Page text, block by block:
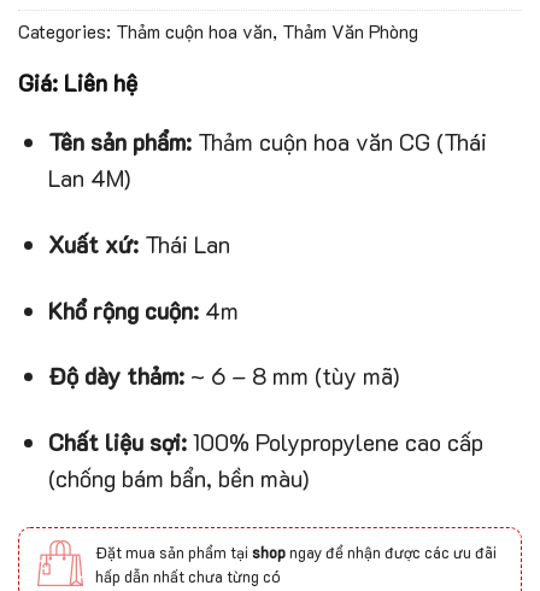
Categories: Thảm cuộn hoa văn, Thảm Văn Phòng
Giá: Liên hệ
Tên sản phẩm:Thảm cuộn hoa văn CG (Thái
Lan 4M)
Xuất xứ:Thái Lan
Khổ rộng cuộn:4m
Độ dày thảm:~ 6 – 8 mm (tùy mã)
Chất liệu sợi:100% Polypropylene cao cấp
(chống bám bẩn, bền màu)
Đặt mua sản phẩm tại shopngay để nhận được các ưu đãi
hấp dẫn nhất chưa từng có